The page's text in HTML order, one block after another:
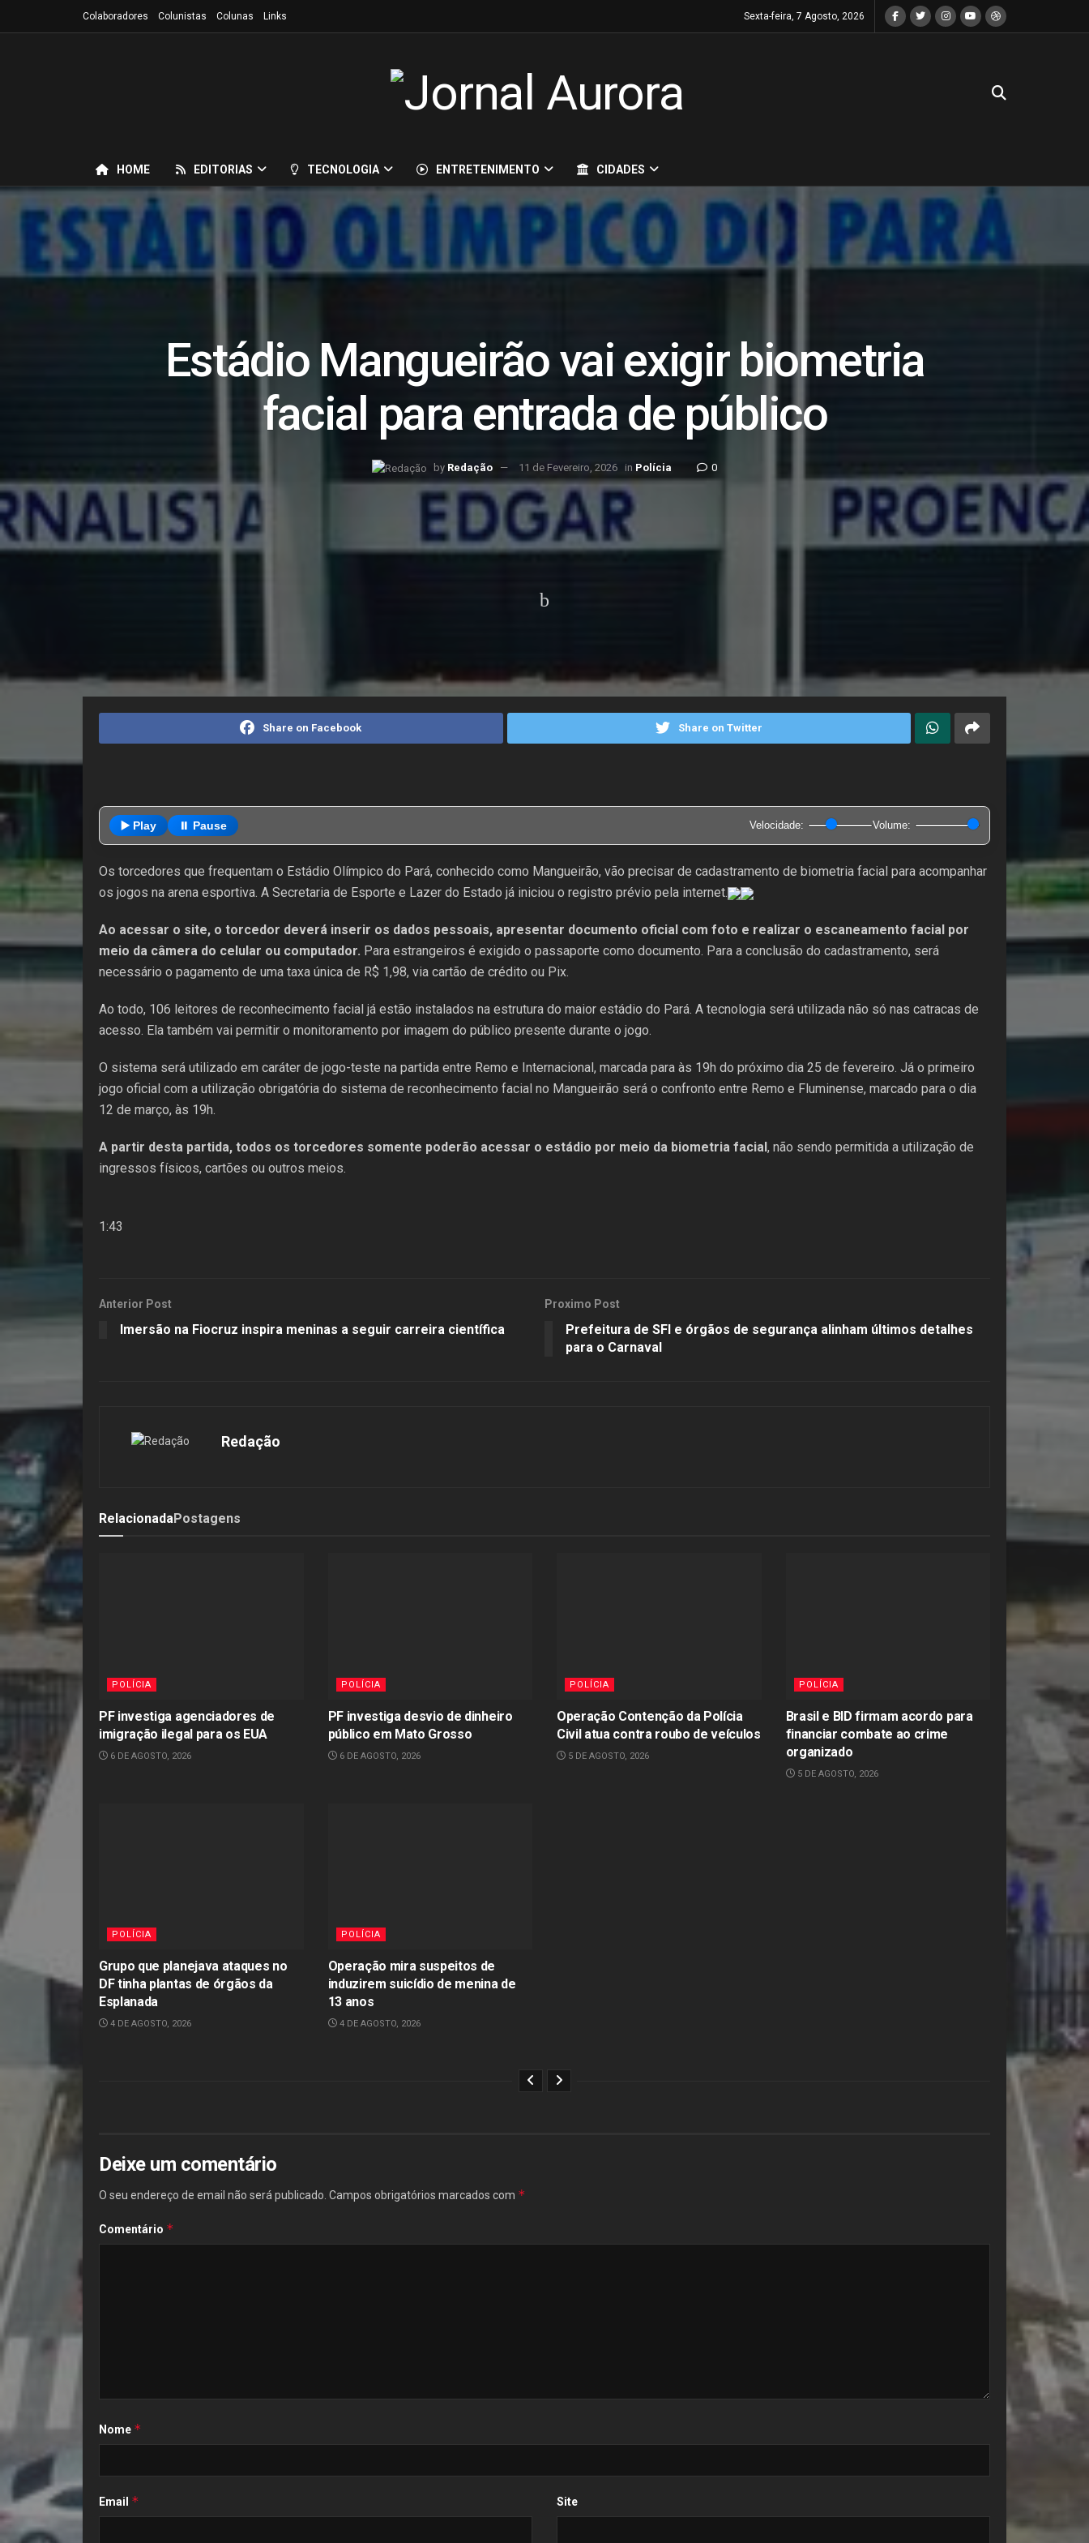
Colaboradores Colunistas Colunas Links Sexta-feira, 7 Agosto, 2026
HOME EDITORIAS TECNOLOGIA ENTRETENIMENTO CIDADES
Estádio Mangueirão vai exigir biometria
facial para entrada de público
by Redação 11 de Fevereiro, 2026 in Polícia 0
Share on Facebook Share on Twitter
▶️ Play ⏸️ Pause Velocidade: Volume:
Os torcedores que frequentam o Estádio Olímpico do Pará, conhecido como Mangueirão, vão precisar de cadastramento de biometria facial para acompanhar
os jogos na arena esportiva. A Secretaria de Esporte e Lazer do Estado já iniciou o registro prévio pela internet.
Ao acessar o site, o torcedor deverá inserir os dados pessoais, apresentar documento oficial com foto e realizar o escaneamento facial por
meio da câmera do celular ou computador. Para estrangeiros é exigido o passaporte como documento. Para a conclusão do cadastramento, será
necessário o pagamento de uma taxa única de R$ 1,98, via cartão de crédito ou Pix.
Ao todo, 106 leitores de reconhecimento facial já estão instalados na estrutura do maior estádio do Pará. A tecnologia será utilizada não só nas catracas de
acesso. Ela também vai permitir o monitoramento por imagem do público presente durante o jogo.
O sistema será utilizado em caráter de jogo-teste na partida entre Remo e Internacional, marcada para às 19h do próximo dia 25 de fevereiro. Já o primeiro
jogo oficial com a utilização obrigatória do sistema de reconhecimento facial no Mangueirão será o confronto entre Remo e Fluminense, marcado para o dia
12 de março, às 19h.
A partir desta partida, todos os torcedores somente poderão acessar o estádio por meio da biometria facial, não sendo permitida a utilização de
ingressos físicos, cartões ou outros meios.
1:43
Anterior Post
Imersão na Fiocruz inspira meninas a seguir carreira científica
Proximo Post
Prefeitura de SFI e órgãos de segurança alinham últimos detalhes
para o Carnaval
Redação
RelacionadaPostagens
POLÍCIA
PF investiga agenciadores de
imigração ilegal para os EUA
6 DE AGOSTO, 2026
POLÍCIA
PF investiga desvio de dinheiro
público em Mato Grosso
6 DE AGOSTO, 2026
POLÍCIA
Operação Contenção da Polícia
Civil atua contra roubo de veículos
5 DE AGOSTO, 2026
POLÍCIA
Brasil e BID firmam acordo para
financiar combate ao crime
organizado
5 DE AGOSTO, 2026
POLÍCIA
Grupo que planejava ataques no
DF tinha plantas de órgãos da
Esplanada
4 DE AGOSTO, 2026
POLÍCIA
Operação mira suspeitos de
induzirem suicídio de menina de
13 anos
4 DE AGOSTO, 2026
Deixe um comentário
O seu endereço de email não será publicado. Campos obrigatórios marcados com *
Comentário *
Nome *
Email * Site